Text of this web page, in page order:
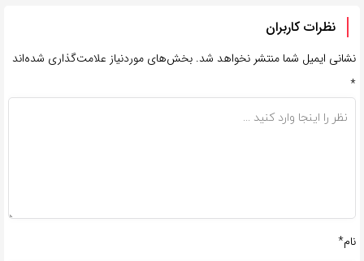
نظرات کاربران
نشانی ایمیل شما منتشر نخواهد شد. بخش‌های موردنیاز علامت‌گذاری شده‌اند
*
نام*